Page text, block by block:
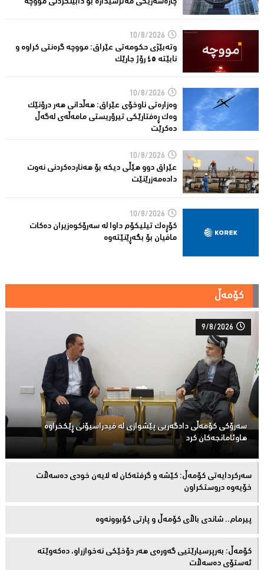
10/8/2026
وتەبێژی حکومەتی عێراق: مووچە گرەنتی کراوە و
نابێتە ٤٥ رۆژ جارێک
10/8/2026
وەزارەتی ناوخۆی عێراق: هەڵدانی هەر درۆنێک
وەک ڕەفتارێکی تیرۆریستی مامەڵەی لەگەڵ
دەکرێت
10/8/2026
عێراق دوو هێڵى دیکە بۆ هەناردەکردنی نەوت
دادەمەزرێنێت
10/8/2026
کۆڕەک تیلیکۆم داوا لە سەرۆکوەزیران دەکات
مافیان بۆ بگەڕێنێتەوە
کۆمەڵ
9/8/2026
سەرۆكی كۆمەڵى دادگەریی پێشوازی لە فیدراسیۆنی ڕێكخراوە
هاوئامانجەكان کرد
سەركردایەتی كۆمەڵ: كێشە و گرفتەكان لە لایەن خودی دەسەڵات
خۆیەوە دروستكراون
پیرمام.. شاندی باڵای كۆمه‌ڵ و پارتی كۆبوونه‌وه‌
كۆمەڵ: بەرپرسیارێتیی گەورەی هەر دۆخێکی نەخوازراو، دەكەوێتە
ئەستۆی دەسەڵات